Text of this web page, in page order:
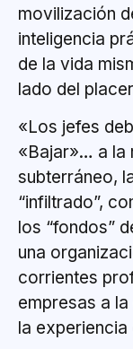
movilización
inteligencia
de la vida
lado del
«Los jefes
«Bajar»… a la
subterráneo,
“infiltrado”,
los “fondos”
una
corrientes
empresas a
la experiencia